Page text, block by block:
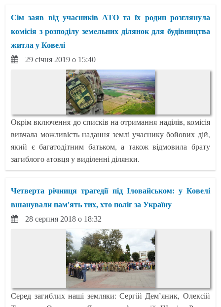
Сім заяв від учасників АТО та їх родин розглянула
комісія з розподілу земельних ділянок для будівництва
житла у Ковелі
29 січня 2019 о 15:40
Окрім включення до списків на отримання наділів, комісія
вивчала можливість надання землі учаснику бойових дій,
який є багатодітним батьком, а також відмовила брату
загиблого атовця у виділенні ділянки.
Четверта річниця трагедії під Іловайськом: у Ковелі
вшанували пам'ять тих, хто поліг за Україну
28 серпня 2018 о 18:32
Серед загиблих наші земляки: Сергій Дем’яник, Олексій